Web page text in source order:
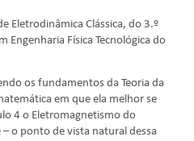
Eletrodinâmica Clássica, do 3.º
Engenharia Física Tecnológica do
os fundamentos da Teoria da
em que ela melhor se
4 o Eletromagnetismo do
o ponto de vista natural dessa